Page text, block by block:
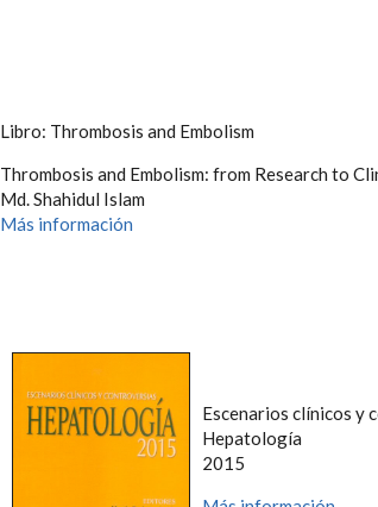
Libro: Thrombosis and Embolism
Thrombosis and Embolism: from Research to
Md. Shahidul Islam
Más información
Escenarios clínicos y
Hepatología
2015